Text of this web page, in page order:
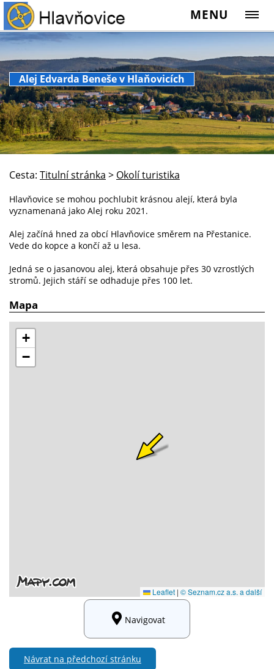
MENU
Alej Edvarda Beneše v Hlaňovicích
Cesta: Titulní stránka > Okolí turistika
Hlavňovice se mohou pochlubit krásnou alejí, která byla
vyznamenaná jako Alej roku 2021.
Alej začíná hned za obcí Hlavňovice směrem na Přestanice.
Vede do kopce a končí až u lesa.
Jedná se o jasanovou alej, která obsahuje přes 30 vzrostlých
stromů. Jejich stáří se odhaduje přes 100 let.
Mapa
Navigovat
Návrat na předchozí stránku